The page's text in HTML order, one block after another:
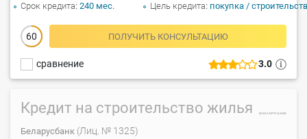
3.0
сравнение
60 ПОЛУЧИТЬ КОНСУЛЬТАЦИЮ
Срок кредита 240 мес.
Цель кредита покупка /
Кредит на строительство жилья
Беларусбанк (Лиц. № 1325)